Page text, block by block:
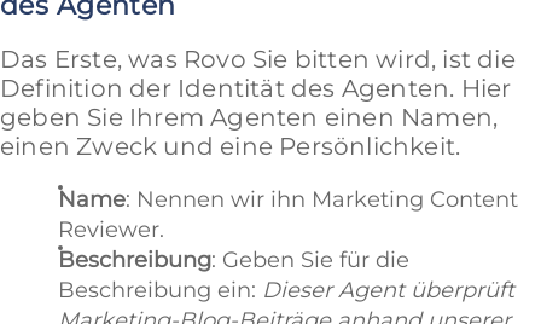
Das Erste, was Rovo Sie bitten wird, ist die
Definition der Identität des Agenten. Hier
geben Sie Ihrem Agenten einen Namen,
einen Zweck und eine Persönlichkeit.
Name: Nennen wir ihn Marketing Content
Reviewer.
Beschreibung: Geben Sie für die
Beschreibung ein: Dieser Agent überprüft